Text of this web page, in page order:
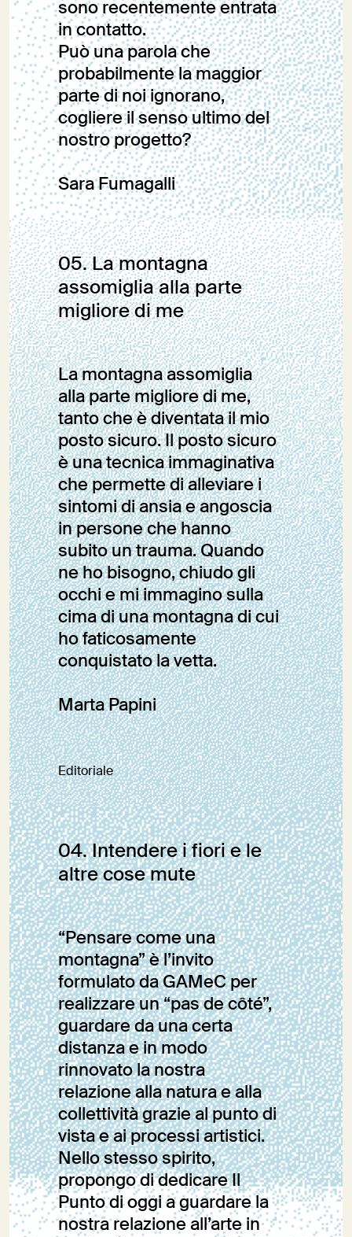
sono recentemente entrata
in contatto.
Può una parola che
probabilmente la maggior
parte di noi ignorano,
cogliere il senso ultimo del
nostro progetto?
Sara Fumagalli
Editoriale
05. La montagna
assomiglia alla parte
migliore di me
La montagna assomiglia
alla parte migliore di me,
tanto che è diventata il mio
posto sicuro. Il posto sicuro
è una tecnica immaginativa
che permette di alleviare i
sintomi di ansia e angoscia
in persone che hanno
subito un trauma. Quando
ne ho bisogno, chiudo gli
occhi e mi immagino sulla
cima di una montagna di cui
ho faticosamente
conquistato la vetta.
Marta Papini
Editoriale
04. Intendere i fiori e le
altre cose mute
“Pensare come una
montagna” è l’invito
formulato da GAMeC per
realizzare un “pas de côté”,
guardare da una certa
distanza e in modo
rinnovato la nostra
relazione alla natura e alla
collettività grazie al punto di
vista e ai processi artistici.
Nello stesso spirito,
propongo di dedicare Il
Punto di oggi a guardare la
nostra relazione all’arte in